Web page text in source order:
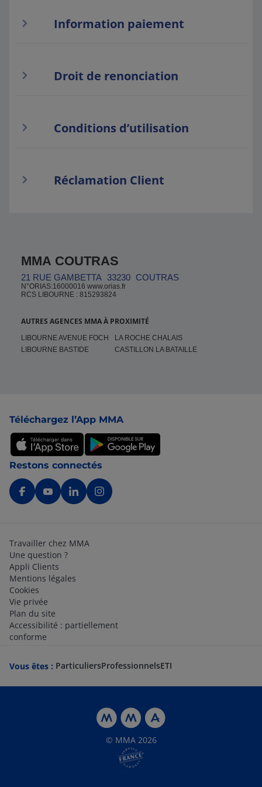
Information paiement
Droit de renonciation
Conditions d’utilisation
Réclamation Client
MMA COUTRAS
21 RUE GAMBETTA 33230 COUTRAS
N°ORIAS:16000016 www.orias.fr
RCS LIBOURNE : 815293824
AUTRES AGENCES MMA À PROXIMITÉ
LIBOURNE AVENUE FOCH
LA ROCHE CHALAIS
LIBOURNE BASTIDE
CASTILLON LA BATAILLE
Téléchargez l’App MMA
Restons connectés
Travailler chez MMA
Une question ?
Appli Clients
Mentions légales
Cookies
Vie privée
Plan du site
Accessibilité : partiellement
conforme
Vous êtes : ParticuliersProfessionnelsETI
© MMA 2026